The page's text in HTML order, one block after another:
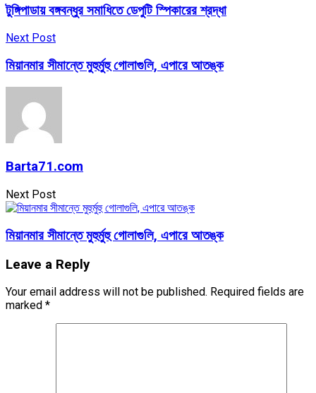
টুঙ্গিপাডায় বঙ্গবন্ধুর সমাধিতে ডেপুটি স্পিকারের শ্রদ্ধা
Next Post
মিয়ানমার সীমান্তে মুহুর্মুহু গোলাগুলি, এপারে আতঙ্ক
Barta71.com
Next Post
মিয়ানমার সীমান্তে মুহুর্মুহু গোলাগুলি, এপারে আতঙ্ক
Leave a Reply
Your email address will not be published. Required fields are
marked *